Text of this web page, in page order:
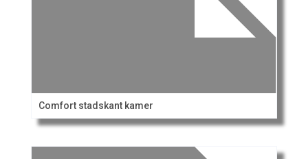
Comfort stadskant kamer